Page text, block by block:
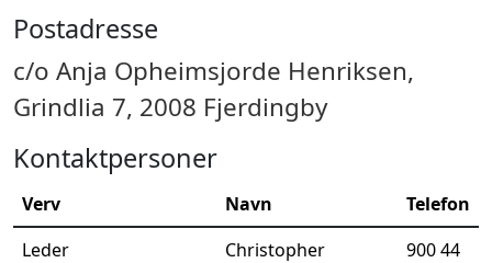
Postadresse
c/o Anja Opheimsjorde Henriksen,
Grindlia 7, 2008 Fjerdingby
Kontaktpersoner
Verv Navn
Telefon
Leder
Christopher
900 44